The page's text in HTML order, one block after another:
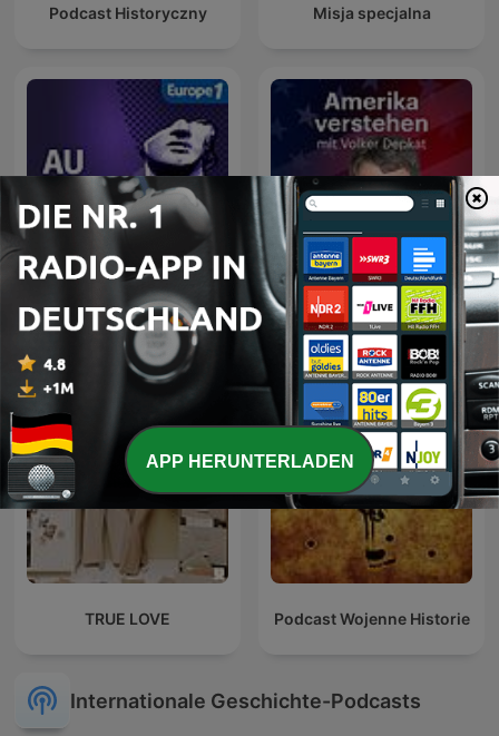
Podcast Historyczny Misja specjalna
Au Cœur de l'Histoire
Amerika verstehen. Mit
Volker Depkat
TRUE LOVE Podcast Wojenne Historie
Internationale Geschichte-Podcasts
APP HERUNTERLADEN